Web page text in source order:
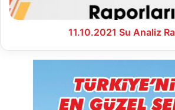
11.10.2021 Su Analiz